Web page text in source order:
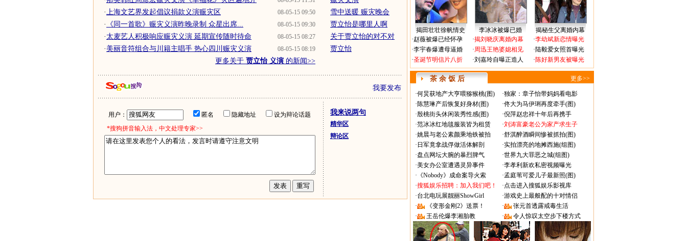
08-05-15 09:50
·上海文艺界发起倡议捐款义演赈灾区
08-05-15 09:30
· 《同一首歌》赈灾义演昨晚录制 众星出席...
08-05-15 08:27
· 太麦艺人积极响应赈灾义演 延期宣传随时待命
08-05-15 08:19
· 美丽音符组合与川籍主唱手 热心四川赈灾义演
更多关于 贾立怡 义演 的新闻>>
雪中送暖 赈灾晚会
贾立怡是哪里人啊
关于贾立怡的对不对
贾立怡
我要发布
用户： 匿名 隐藏地址
设为辩论话题
*搜狗拼音输入法，中文处理专家>>
我来说两句
精华区
辩论区
揭田壮壮徐帆情史 李冰冰被爆已婚
揭秘生父离婚内幕
·赵薇被爆已经怀孕
·李宇春爆遭母逼婚
·圣诞节明信片八折
·揭刘晓庆离婚内幕
·周迅王艳婆媳相见
·刘嘉玲自曝正造人
·李幼斌新恋情曝光
·陆毅爱女照首曝光
·陈好新男友被曝光
茶 余 饭 后 更多>>
·何炅获地产大亨喂猕猴桃(图) ·独家：章子怡带妈妈看电影
·陈慧琳产后恢复好身材(图) ·佟大为马伊琍再度牵手(图)
·殷桃街头休闲装秀性感(图) ·倪萍赵忠祥十年后再携手
·范冰冰红地毯服装皆为租赁 ·刘涛富豪老公为家产求生子
·姚晨与老公素颜乘地铁被拍 ·舒淇醉酒瞬间惨被抓拍(图)
· 日军竟拿战俘做活体解剖 ·实拍漂亮的地摊西施(组图)
·盘点网坛大腕的暴烈脾气 ·世界九大罪恶之城(组图)
·美女办公室遭遇灵异事件 ·李孝利新欢私密视频曝光
· 《Nobody》成命案导火索 ·孟庭苇可爱儿子最新照(图)
·搜狐娱乐招聘：加入我们吧！ ·点击进入搜狐娱乐影视库
·台北电玩展靓丽ShowGirl ·游戏史上最般配的十对情侣
·
《变形金刚2》送票！ ·
张元首透露戒毒生活
·
王岳伦爆李湘胎教 · 令人惊叹太空步下楼方式